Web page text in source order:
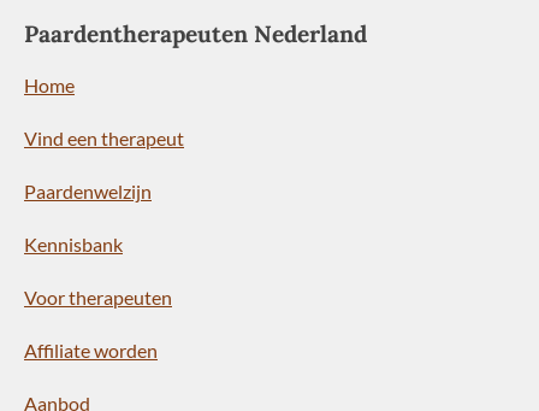
Paardentherapeuten Nederland
Home
Vind een therapeut
Paardenwelzijn
Kennisbank
Voor therapeuten
Affiliate worden
Aanbod